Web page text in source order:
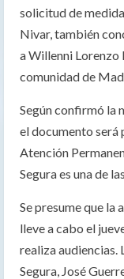
solicitud de
Nivar, también
a Willenni Lorenzo
comunidad de
Según confirmó la
el documento será
Atención
Segura es una de
Se presume que la
lleve a cabo el
realiza audiencias.
Segura, José